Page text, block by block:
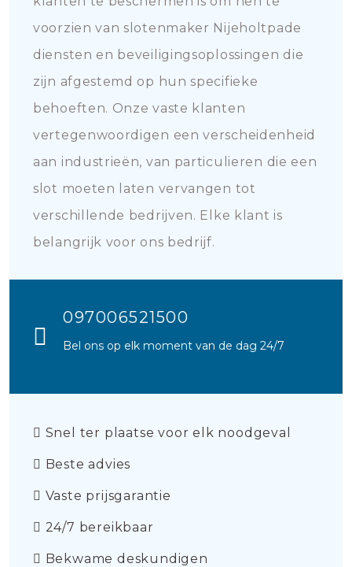
voorzien van slotenmaker Nijeholtpade
diensten en beveiligingsoplossingen die
zijn afgestemd op hun specifieke
behoeften. Onze vaste klanten
vertegenwoordigen een verscheidenheid
aan industrieën, van particulieren die een
slot moeten laten vervangen tot
verschillende bedrijven. Elke klant is
belangrijk voor ons bedrijf.
097006521500
Bel ons op elk moment van de dag 24/7
Snel ter plaatse voor elk noodgeval
Beste advies
Vaste prijsgarantie
24/7 bereikbaar
Bekwame deskundigen